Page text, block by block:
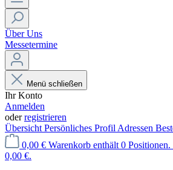
Über Uns
Messetermine
Menü schließen
Ihr Konto
Anmelden
oderregistrieren
Übersicht Persönliches Profil Adressen
0,00 € Warenkorb enthält 0
0,00 €.